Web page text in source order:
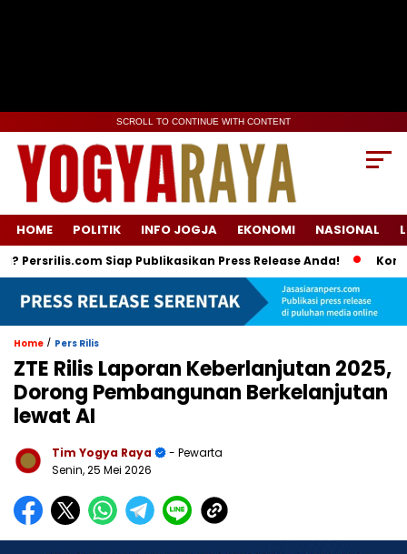
SCROLL TO CONTINUE WITH CONTENT
HOME POLITIK INFO JOGJA EKONOMI NASIONAL
Siap Publikasikan Press Release Anda! Komunikasi
Home / Pers Rilis
ZTE Rilis Laporan Keberlanjutan 2025,
Dorong Pembangunan Berkelanjutan
lewat AI
Tim Yogya Raya
- Pewarta
Senin, 25 Mei 2026